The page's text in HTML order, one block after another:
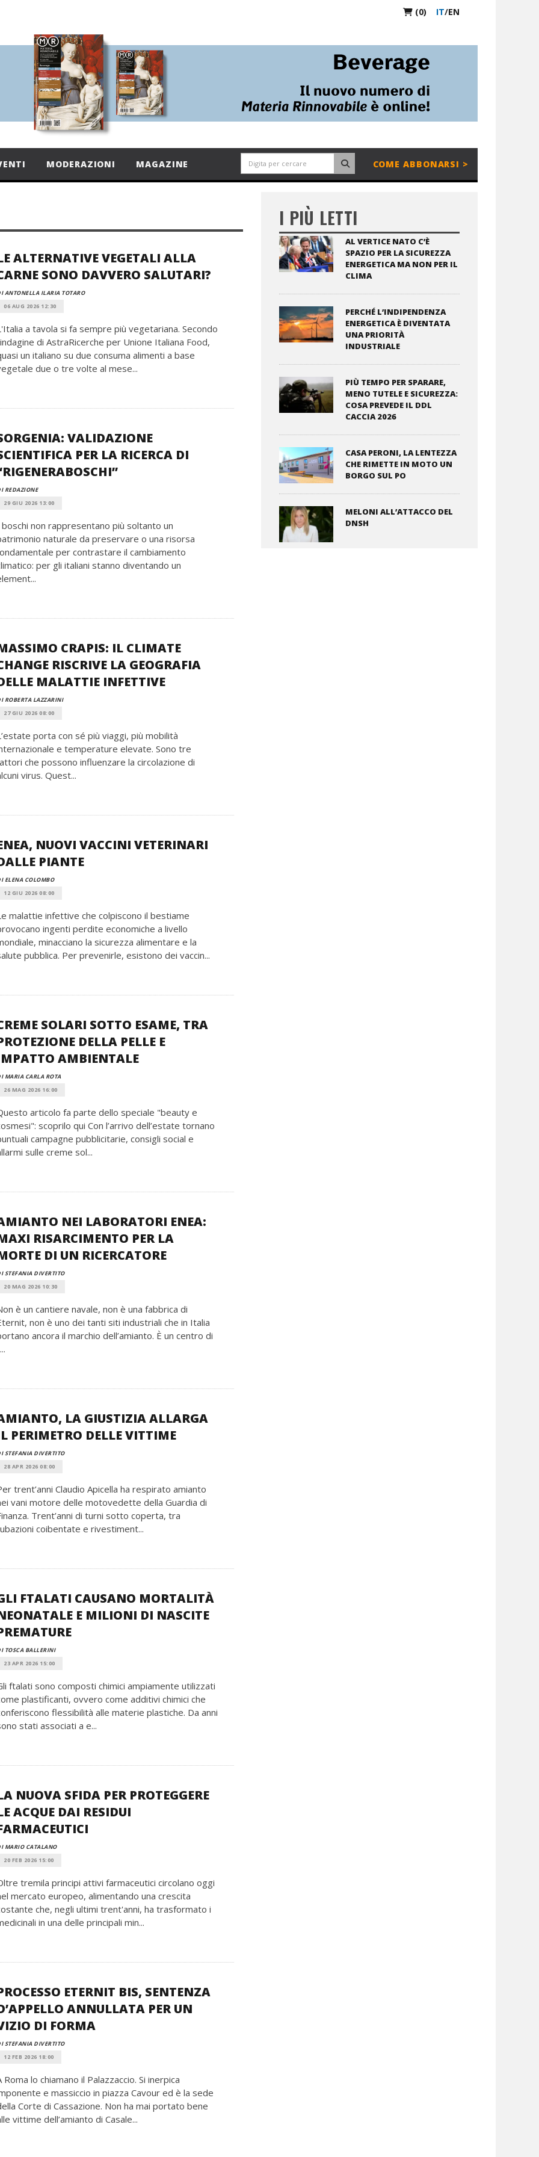
(0) IT/EN
MODERAZIONI MAGAZINE COME ABBONARSI >
ALTERNATIVE VEGETALI ALLA
SONO DAVVERO SALUTARI?
ANTONELLA ILARIA TOTARO
06 AUG 2026 12:30
a tavola si fa sempre più vegetariana. Secondo
di AstraRicerche per Unione Italiana Food,
un italiano su due consuma alimenti a base
due o tre volte al mese...
VALIDAZIONE
PER LA RICERCA DI
REDAZIONE
29 GIU 2026 13:00
non rappresentano più soltanto un
naturale da preservare o una risorsa
per contrastare il cambiamento
per gli italiani stanno diventando un
CRAPIS: IL CLIMATE
RISCRIVE LA GEOGRAFIA
MALATTIE INFETTIVE
ROBERTA LAZZARINI
27 GIU 2026 08:00
porta con sé più viaggi, più mobilità
e temperature elevate. Sono tre
che possono influenzare la circolazione di
virus. Quest...
NUOVI VACCINI VETERINARI
PIANTE
ELENA COLOMBO
12 GIU 2026 08:00
malattie infettive che colpiscono il bestiame
ingenti perdite economiche a livello
minacciano la sicurezza alimentare e la
pubblica. Per prevenirle, esistono dei vaccin...
SOLARI SOTTO ESAME, TRA
DELLA PELLE E
AMBIENTALE
MARIA CARLA ROTA
26 MAG 2026 16:00
articolo fa parte dello speciale "beauty e
scoprilo qui Con l’arrivo dell’estate tornano
campagne pubblicitarie, consigli social e
sulle creme sol...
NEI LABORATORI ENEA:
RISARCIMENTO PER LA
DI UN RICERCATORE
STEFANIA DIVERTITO
20 MAG 2026 10:30
è un cantiere navale, non è una fabbrica di
non è uno dei tanti siti industriali che in Italia
ancora il marchio dell’amianto. È un centro di
LA GIUSTIZIA ALLARGA
PERIMETRO DELLE VITTIME
STEFANIA DIVERTITO
28 APR 2026 08:00
trent’anni Claudio Apicella ha respirato amianto
vani motore delle motovedette della Guardia di
Trent’anni di turni sotto coperta, tra
coibentate e rivestiment...
FTALATI CAUSANO MORTALITÀ
E MILIONI DI NASCITE
TOSCA BALLERINI
23 APR 2026 15:00
ftalati sono composti chimici ampiamente utilizzati
plastificanti, ovvero come additivi chimici che
flessibilità alle materie plastiche. Da anni
stati associati a e...
NUOVA SFIDA PER PROTEGGERE
ACQUE DAI RESIDUI
MARIO CATALANO
20 FEB 2026 15:00
tremila principi attivi farmaceutici circolano oggi
mercato europeo, alimentando una crescita
che, negli ultimi trent'anni, ha trasformato i
in una delle principali min...
ETERNIT BIS, SENTENZA
ANNULLATA PER UN
DI FORMA
STEFANIA DIVERTITO
12 FEB 2026 18:00
Roma lo chiamano il Palazzaccio. Si inerpica
e massiccio in piazza Cavour ed è la sede
Corte di Cassazione. Non ha mai portato bene
vittime dell’amianto di Casale...
I PIÙ LETTI
AL VERTICE NATO C’È
SPAZIO PER LA SICUREZZA
ENERGETICA MA NON PER IL
CLIMA
PERCHÉ L’INDIPENDENZA
ENERGETICA È DIVENTATA
UNA PRIORITÀ
INDUSTRIALE
PIÙ TEMPO PER SPARARE,
MENO TUTELE E SICUREZZA:
COSA PREVEDE IL DDL
CACCIA 2026
CASA PERONI, LA LENTEZZA
CHE RIMETTE IN MOTO UN
BORGO SUL PO
MELONI ALL’ATTACCO DEL
DNSH